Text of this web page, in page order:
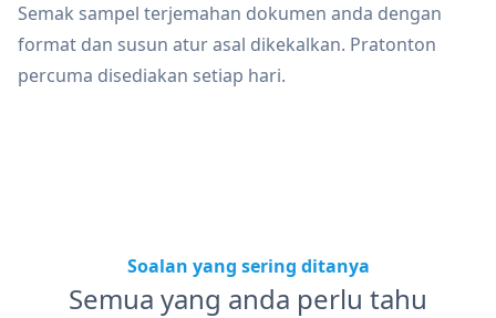
Semak sampel terjemahan dokumen anda dengan
format dan susun atur asal dikekalkan. Pratonton
percuma disediakan setiap hari.
Soalan yang sering ditanya
Semua yang anda perlu tahu